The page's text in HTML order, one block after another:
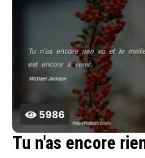
5986